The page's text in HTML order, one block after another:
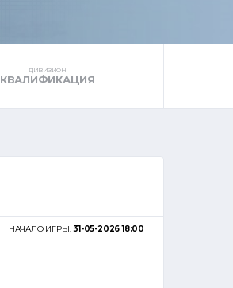
ДИВИЗИОН
КВАЛИФИКАЦИЯ
НАЧАЛО ИГРЫ:31-05-2026 18:00